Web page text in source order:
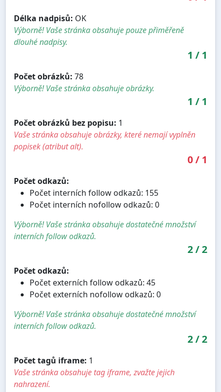
Délka nadpisů: OK
Výborně! Vaše stránka obsahuje pouze přiměřeně
dlouhé nadpisy.
1 / 1
Počet obrázků: 78
Výborně! Vaše stránka obsahuje obrázky.
1 / 1
Počet obrázků bez popisu: 1
Vaše stránka obsahuje obrázky, které nemají vyplněn
popisek (atribut alt).
0/ 1
Počet odkazů:
Počet interních follow odkazů: 155
Počet interních nofollow odkazů: 0
Výborně! Vaše stránka obsahuje dostatečné množství
interních follow odkazů.
2/2
Počet odkazů:
Počet externích follow odkazů: 45
Počet externích nofollow odkazů: 0
Výborně! Vaše stránka obsahuje dostatečné množství
interních follow odkazů.
2/2
Počet tagů iframe: 1
Vaše stránka obsahuje tag iframe, zvažte jejich
nahrazení.